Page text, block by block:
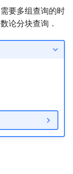
要多组查询的时
论分块查询．